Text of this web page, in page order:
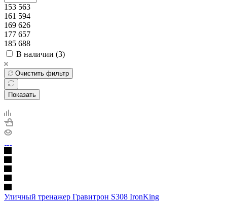
153 563
161 594
169 626
177 657
185 688
В наличии (3)
Очистить фильтр
Показать
Уличный тренажер Гравитрон S308 IronKing